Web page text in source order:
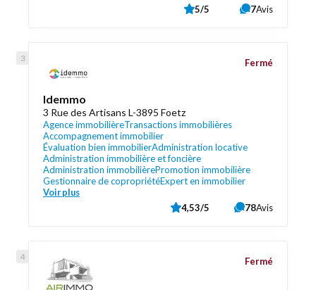
5/5 7Avis
Idemmo
3 Rue des Artisans L-3895 Foetz
Agence immobilièreTransactions immobilières
Accompagnement immobilier
Évaluation bien immobilierAdministration locative
Administration immobilière et foncière
Administration immobilièrePromotion immobilière
Gestionnaire de copropriétéExpert en immobilier
Voir plus
Fermé
4,53/5 78Avis
Fermé